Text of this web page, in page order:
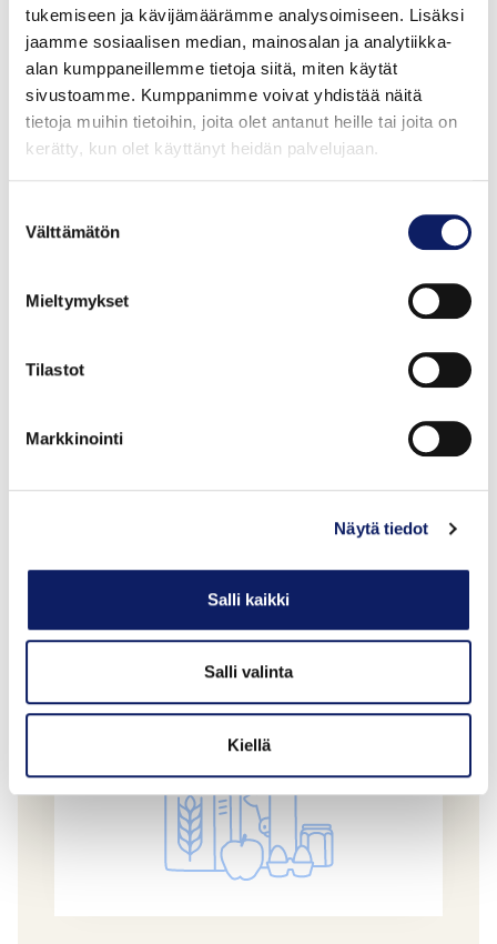
tukemiseen ja kävijämäärämme analysoimiseen. Lisäksi
jaamme sosiaalisen median, mainosalan ja analytiikka-
alan kumppaneillemme tietoja siitä, miten käytät
sivustoamme. Kumppanimme voivat yhdistää näitä
tietoja muihin tietoihin, joita olet antanut heille tai joita on
kerätty, kun olet käyttänyt heidän palvelujaan.
valinta
Välttämätön
Mieltymykset
Tilastot
Markkinointi
Näytä tiedot
Salli kaikki
Salli valinta
Kiellä
PALVIMAKKARA
YLÄNEEN PALVAAMO
GTIN: 543605
YLÄNEEN PALVAAMO